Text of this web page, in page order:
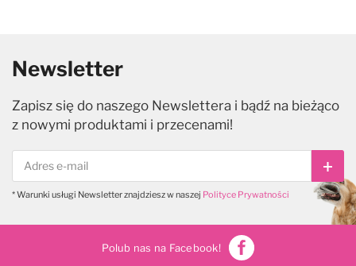
Newsletter
Zapisz się do naszego Newslettera i bądź na bieżąco
z nowymi produktami i przecenami!
* Warunki usługi Newsletter znajdziesz w naszej Polityce Prywatności
Polub nas na Facebook!